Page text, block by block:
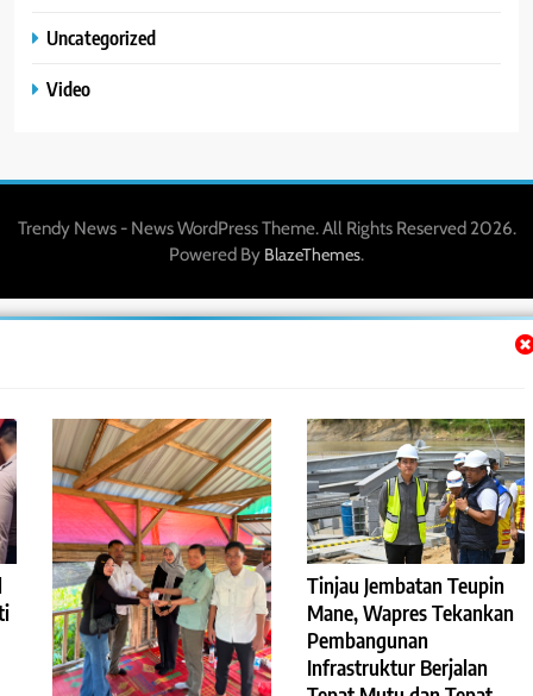
Tinjau Jembatan Teupin
Mane, Wapres Tekankan
Pembangunan
Infrastruktur Berjalan
Uncategorized
Video
Trendy News - News WordPress Theme. All Rights Reserved 2026.
Powered By BlazeThemes.